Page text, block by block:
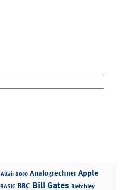
Altair 8800 Analogrechner Apple
BASIC BBC Bill Gates Bletchley